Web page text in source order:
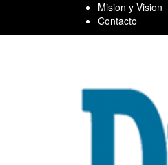
content
Mision y Vision
Contacto